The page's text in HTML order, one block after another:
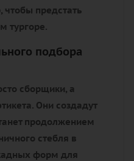
чтобы предстать
тургоре.
подбора
сборщики, а
Они создадут
продолжением
стебля в
форм для